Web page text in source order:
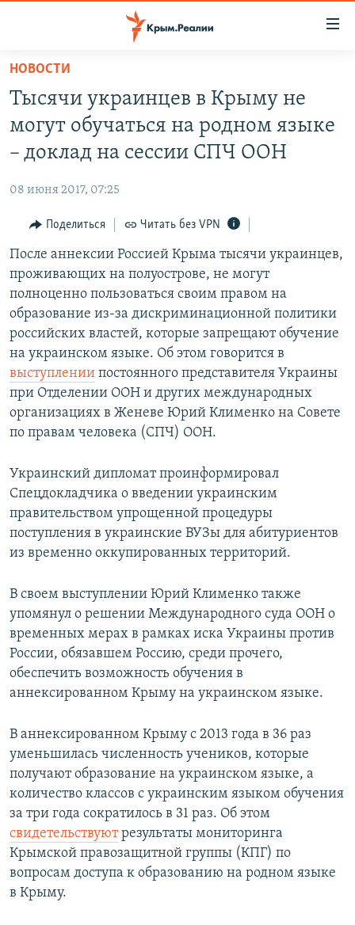
Вернуться
основному
содержанию
Вернутся
главной
Вернутся
поиску
СПЕЦПРОЕКТЫ
11 ЛЕТ ОККУПАЦИИ КРЫМА. 11 ИСТОРИЙ СОПРОТИВЛЕНИЯ
ВОДА
ЕЩЕ
ИНТЕРАКТИВ
ИНФОГРАФИКА
ТЕЛЕПРОЕКТ КРЫМ.РЕАЛИИ
СОВЕТЫ ПРАВОЗАЩИТНИКОВ
ПРОПАВШИЕ БЕЗ ВЕСТИ
ПОБЕДИТЕЛЕЙ НЕ СУДЯТ?
КРЫМ.НЕПОКОРЕННЫЙ
ELIFBE
РАДІО СВОБОДА
КАК ОБОЙТИ БЛОКИРОВКУ
Українською
Qırımtatar
ПРИСОЕДИНЯЙТЕСЬ!
Все сайты RFE/RL
НОВОСТИ
Тысячи украинцев в Крыму не
могут обучаться на родном языке
– доклад на сессии СПЧ ООН
08 июня 2017, 07:25
Поделиться Читать без VPN
После аннексии Россией Крыма тысячи украинцев,
проживающих на полуострове, не могут
полноценно пользоваться своим правом на
образование из-за дискриминационной политики
российских властей, которые запрещают обучение
на украинском языке. Об этом говорится в
выступлении постоянного представителя Украины
при Отделении ООН и других международных
организациях в Женеве Юрий Клименко на Совете
по правам человека (СПЧ) ООН.
Украинский дипломат проинформировал
Спецдокладчика о введении украинским
правительством упрощенной процедуры
поступления в украинские ВУЗы для абитуриентов
из временно оккупированных территорий.
В своем выступлении Юрий Клименко также
упомянул о решении Международного суда ООН о
временных мерах в рамках иска Украины против
России, обязавшем Россию, среди прочего,
обеспечить возможность обучения в
аннексированном Крыму на украинском языке.
В аннексированном Крыму с 2013 года в 36 раз
уменьшилась численность учеников, которые
получают образование на украинском языке, а
количество классов с украинским языком обучения
за три года сократилось в 31 раз. Об этом
свидетельствуютрезультаты мониторинга
Крымской правозащитной группы (КПГ) по
вопросам доступа к образованию на родном языке
в Крыму.